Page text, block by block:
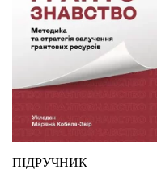
ПІДРУЧНИК